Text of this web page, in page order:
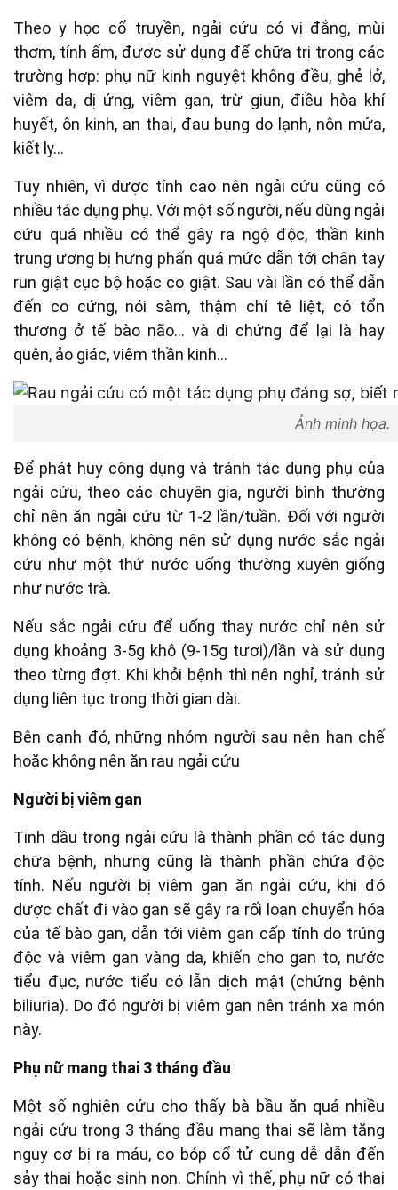
Theo y học cổ truyền, ngải cứu có vị đắng, mùi
thơm, tính ấm, được sử dụng để chữa trị trong các
trường hợp: phụ nữ kinh nguyệt không đều, ghẻ lở,
viêm da, dị ứng, viêm gan, trừ giun, điều hòa khí
huyết, ôn kinh, an thai, đau bụng do lạnh, nôn mửa,
kiết lỵ…
Tuy nhiên, vì dược tính cao nên ngải cứu cũng có
nhiều tác dụng phụ. Với một số người, nếu dùng ngải
cứu quá nhiều có thể gây ra ngộ độc, thần kinh
trung ương bị hưng phấn quá mức dẫn tới chân tay
run giật cục bộ hoặc co giật. Sau vài lần có thể dẫn
đến co cứng, nói sàm, thậm chí tê liệt, có tổn
thương ở tế bào não… và di chứng để lại là hay
quên, ảo giác, viêm thần kinh…
Ảnh minh họa.
Để phát huy công dụng và tránh tác dụng phụ của
ngải cứu, theo các chuyên gia, người bình thường
chỉ nên ăn ngải cứu từ 1-2 lần/tuần. Đối với người
không có bệnh, không nên sử dụng nước sắc ngải
cứu như một thứ nước uống thường xuyên giống
như nước trà.
Nếu sắc ngải cứu để uống thay nước chỉ nên sử
dụng khoảng 3-5g khô (9-15g tươi)/lần và sử dụng
theo từng đợt. Khi khỏi bệnh thì nên nghỉ, tránh sử
dụng liên tục trong thời gian dài.
Bên cạnh đó, những nhóm người sau nên hạn chế
hoặc không nên ăn rau ngải cứu
Người bị viêm gan
Tinh dầu trong ngải cứu là thành phần có tác dụng
chữa bệnh, nhưng cũng là thành phần chứa độc
tính. Nếu người bị viêm gan ăn ngải cứu, khi đó
dược chất đi vào gan sẽ gây ra rối loạn chuyển hóa
của tế bào gan, dẫn tới viêm gan cấp tính do trúng
độc và viêm gan vàng da, khiến cho gan to, nước
tiểu đục, nước tiểu có lẫn dịch mật (chứng bệnh
biliuria). Do đó người bị viêm gan nên tránh xa món
này.
Phụ nữ mang thai 3 tháng đầu
Một số nghiên cứu cho thấy bà bầu ăn quá nhiều
ngải cứu trong 3 tháng đầu mang thai sẽ làm tăng
nguy cơ bị ra máu, co bóp cổ tử cung dễ dẫn đến
sảy thai hoặc sinh non. Chính vì thế, phụ nữ có thai